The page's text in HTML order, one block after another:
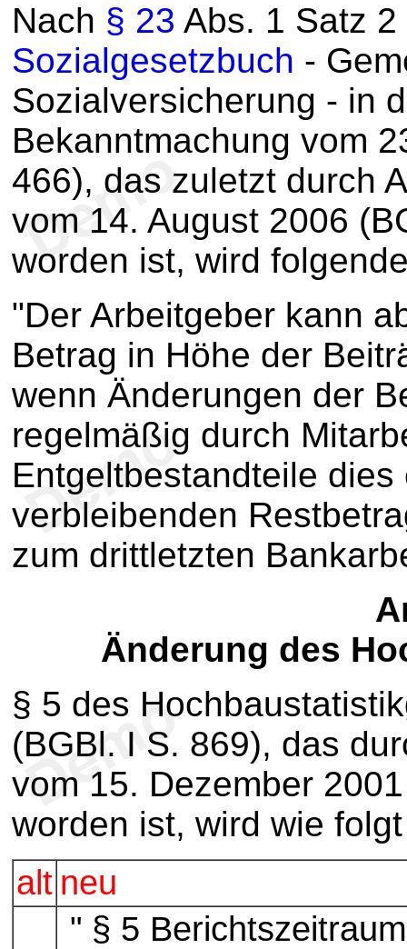
Nach § 23 Abs. 1 Satz
Sozialgesetzbuch -
Sozialversicherung - in
Bekanntmachung vom
466), das zuletzt durch
vom 14. August 2006
worden ist, wird
"Der Arbeitgeber kann
Betrag in Höhe der
wenn Änderungen der
regelmäßig durch
Entgeltbestandteile
verbleibenden
zum drittletzten
Änderung des
§ 5 des
(BGBl. I S. 869), das
vom 15. Dezember
worden ist, wird wie
alt neu
" § 5